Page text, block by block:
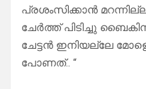
പ്രശംസിക്കാൻ
ചേർത്ത് പിടിച്ചു
ചേട്ടൻ ഇനിയല്ലേ
പോണത്.. “